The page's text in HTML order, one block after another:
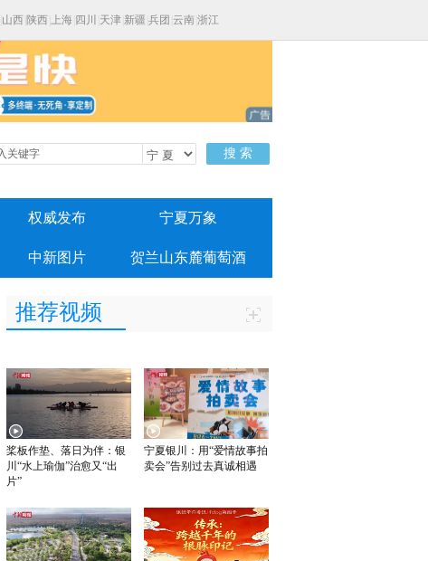
山西 陕西 上海 四川 天津 新疆 兵团 云南 浙江
搜 索
权威发布 宁夏万象
中新图片 贺兰山东麓葡萄酒
推荐视频
桨板作垫、落日为伴：银
川“水上瑜伽”治愈又“出
片”
宁夏银川：用“爱情故事拍
卖会”告别过去真诚相遇